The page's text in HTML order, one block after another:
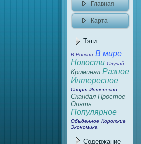
Главная
Карта
Тэги
В России В миpe
Новости Случай
Криминал Разное
Интеpeсное
Спорт Интеpeсно
Скaндал Простoе
Опять
Популярное
Обыденное Короткие
Экономикa
Содержание